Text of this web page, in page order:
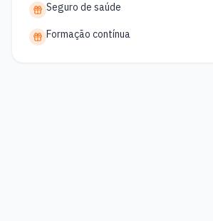
Seguro de saúde
Formação contínua